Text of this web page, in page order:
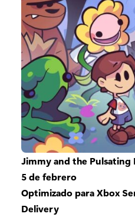
Jimmy and the Pulsating
5 de febrero
Optimizado para Xbox
Delivery